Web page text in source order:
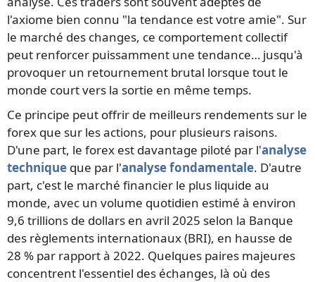
l'axiome bien connu "la tendance est votre amie". Sur
le marché des changes, ce comportement collectif
peut renforcer puissamment une tendance… jusqu'à
provoquer un retournement brutal lorsque tout le
monde court vers la sortie en même temps.
Ce principe peut offrir de meilleurs rendements sur le
forex que sur les actions, pour plusieurs raisons.
D'une part, le forex est davantage piloté par l'analyse
technique que par l'analyse fondamentale. D'autre
part, c'est le marché financier le plus liquide au
monde, avec un volume quotidien estimé à environ
9,6 trillions de dollars en avril 2025 selon la Banque
des règlements internationaux (BRI), en hausse de
28 % par rapport à 2022. Quelques paires majeures
concentrent l'essentiel des échanges, là où des